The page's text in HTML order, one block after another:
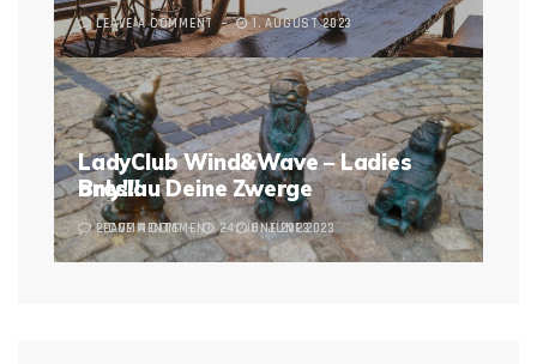
LEAVE A COMMENT 1. AUGUST 2023
Breslau Deine Zwerge
2 COMMENTS 24. JUNE 2023
LadyClub Wind&Wave – Ladies
only!!!
LEAVE A COMMENT 6. JUNE 2023